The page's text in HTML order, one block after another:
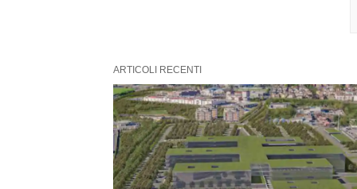
ARTICOLI RECENTI